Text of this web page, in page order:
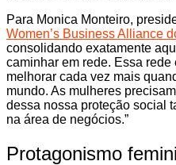
Para Monica Monteiro,
Women’s Business Alliance
consolidando exatamente
caminhar em rede. Essa
melhorar cada vez mais
mundo. As mulheres
dessa nossa proteção social
na área de negócios.”
Protagonismo